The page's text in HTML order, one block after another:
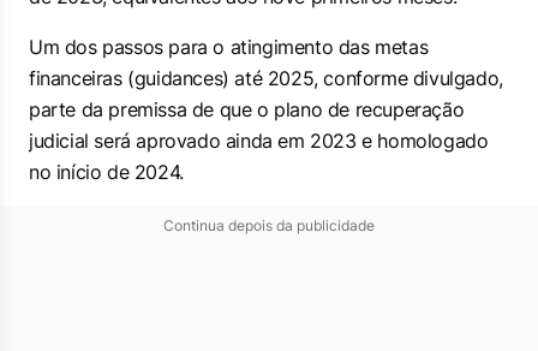
Um dos passos para o atingimento das metas
financeiras (guidances) até 2025, conforme divulgado,
parte da premissa de que o plano de recuperação
judicial será aprovado ainda em 2023 e homologado
no início de 2024.
Continua depois da publicidade